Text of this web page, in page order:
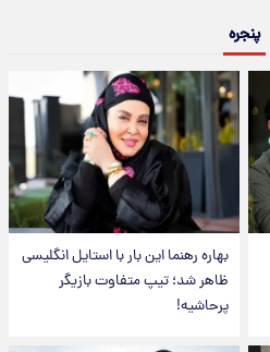
پنجره
بهاره رهنما این بار با استایل انگلیسی
ظاهر شد؛ تیپ متفاوت بازیگر
پرحاشیه!